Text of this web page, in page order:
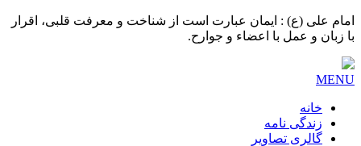
امام علی (ع) : ایمان عبارت است از شناخت و معرفت قلبی، اقرار
با زبان و عمل با اعضاء و جوارح.
MENU
خانه
زندگی نامه
گالری تصاویر